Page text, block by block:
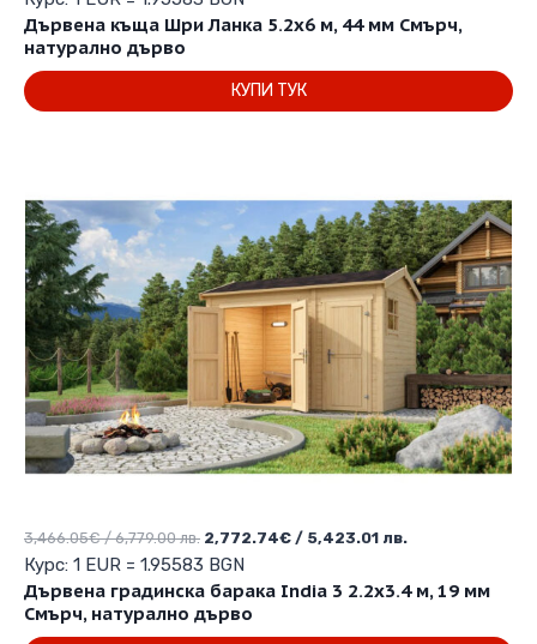
Дървена къща Шри Ланка 5.2х6 м, 44 мм Смърч,
натурално дърво
was:
/
17,690.99 лв..
е:
/
КУПИ ТУК
Дървена градинска барака India 3 2.2х3.4 м, 19 мм
Смърч, натурално дърво
3,466.05€/ 6,779.00 лв. Original
price
was:
3,466.05€
/
2,772.74€ / 5,423.01 лв.Текущата
е:
/
Курс: 1 EUR = 1.95583 BGN